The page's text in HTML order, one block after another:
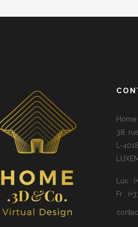
Home
38,
L-
Lux :
Fr :